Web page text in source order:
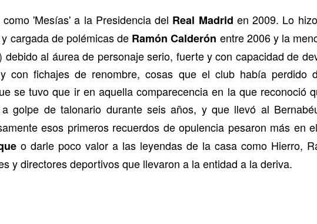
como 'Mesías' a la Presidencia del Real Madrid en 2009. Lo
cargada de polémicas de Ramón Calderón entre 2006 y la
al áurea de personaje serio, fuerte y con capacidad de
con fichajes de renombre, cosas que el club había perdido
se tuvo que ir en aquella comparecencia en la que reconoció
golpe de talonario durante seis años, y que llevó al
esos primeros recuerdos de opulencia pesaron más en
o darle poco valor a las leyendas de la casa como Hierro,
y directores deportivos que llevaron a la entidad a la deriva.